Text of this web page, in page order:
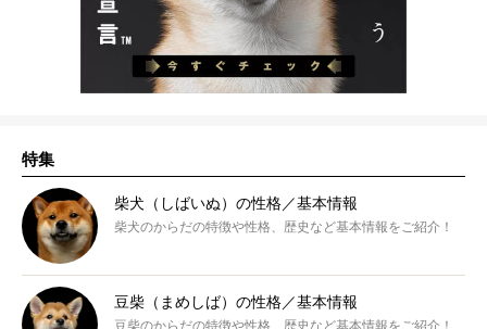
特集
柴犬（しばいぬ）の性格／基本情報
柴犬のからだの特徴や性格、歴史など基本情報をご紹介！
豆柴（まめしば）の性格／基本情報
豆柴のからだの特徴や性格、歴史など基本情報をご紹介！